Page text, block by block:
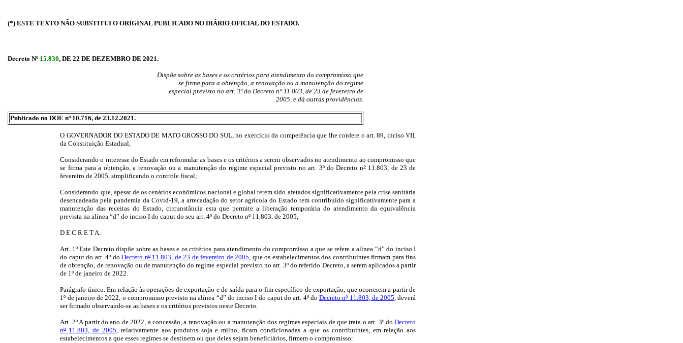
(*) ESTE TEXTO NÃO SUBSTITUI O ORIGINAL PUBLICADO NO DIÁRIO OFICIAL DO ESTADO.
Decreto Nº 15.830, DE 22 DE DEZEMBRO DE 2021.
Dispõe sobre as bases e os critérios para atendimento do compromisso que
se firma para a obtenção, a renovação ou a manutenção do regime
especial previsto no art. 3º do Decreto n° 11.803, de 23 de fevereiro de
2005, e dá outras providências.
Publicado no DOE nº 10.716, de 23.12.2021.
O GOVERNADOR DO ESTADO DE MATO GROSSO DO SUL, no exercício da competência que lhe confere o art. 89, inciso VII,
da Constituição Estadual,
Considerando o interesse do Estado em reformular as bases e os critérios a serem observados no atendimento ao compromisso que
se firma para a obtenção, a renovação ou a manutenção do regime especial previsto no art. 3º do Decreto n°11.803, de 23 de
fevereiro de 2005, simplificando o controle fiscal;
Considerando que, apesar de os cenários econômicos nacional e global terem sido afetados significativamente pela crise sanitária
desencadeada pela pandemia da Covid-19, a arrecadação do setor agrícola do Estado tem contribuído significativamente para a
manutenção das receitas do Estado, circunstância esta que permite a liberação temporária do atendimento da equivalência
prevista na alínea “d” do inciso I do caput do seu art. 4º do Decreto nº11.803, de 2005,
D E C R E T A:
Art. 1º Este Decreto dispõe sobre as bases e os critérios para atendimento do compromisso a que se refere a alínea “d” do inciso I
do caput do art. 4º doDecreto nº11.803, de 23 de fevereiro de 2005, que os estabelecimentos dos contribuintes firmam para fins
de obtenção, de renovação ou de manutenção do regime especial previsto no art. 3º do referido Decreto, a serem aplicados a partir
de 1º de janeiro de 2022.
Parágrafo único. Em relação às operações de exportação e de saída para o fim específico de exportação, que ocorrerem a partir de
1º de janeiro de 2022, o compromisso previsto na alínea “d” do inciso I do caput do art. 4º doDecreto nº11.803, de 2005, deverá
ser firmado observando-se as bases e os critérios previstos neste Decreto.
Art. 2º A partir do ano de 2022, a concessão, a renovação ou a manutenção dos regimes especiais de que trata o art. 3º doDecreto
nº11.803, de 2005, relativamente aos produtos soja e milho, ficam condicionadas a que os contribuintes, em relação aos
estabelecimentos a que esses regimes se destinem ou que deles sejam beneficiários, firmem o compromisso: